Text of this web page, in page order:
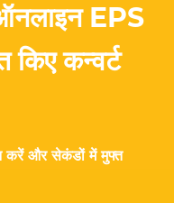
EPS
किए कन्वर्ट
करें और सेकंडों में मुफ्त